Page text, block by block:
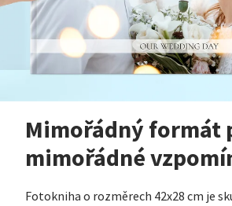
Mimořádný formát
mimořádné
Fotokniha o rozměrech 42x28 cm je